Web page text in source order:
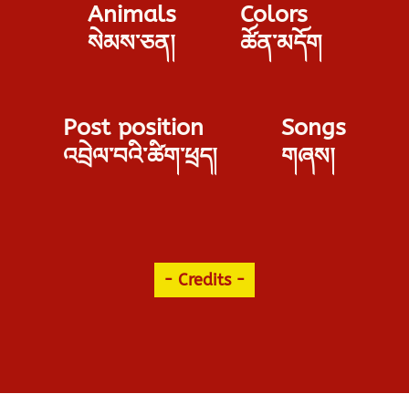
Animals
སེམས་ཅན།
Colors
ཚོན་མདོག
Post position
འབྲེལ་བའི་ཚིག་ཕྲད།
Songs
གཞས།
- Credits -